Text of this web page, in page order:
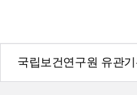
국립보건연구원 유관